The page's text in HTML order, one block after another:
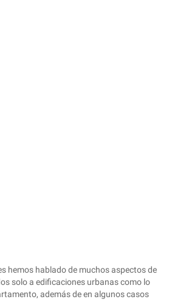
hemos hablado de muchos aspectos de
solo a edificaciones urbanas como lo
además de en algunos casos